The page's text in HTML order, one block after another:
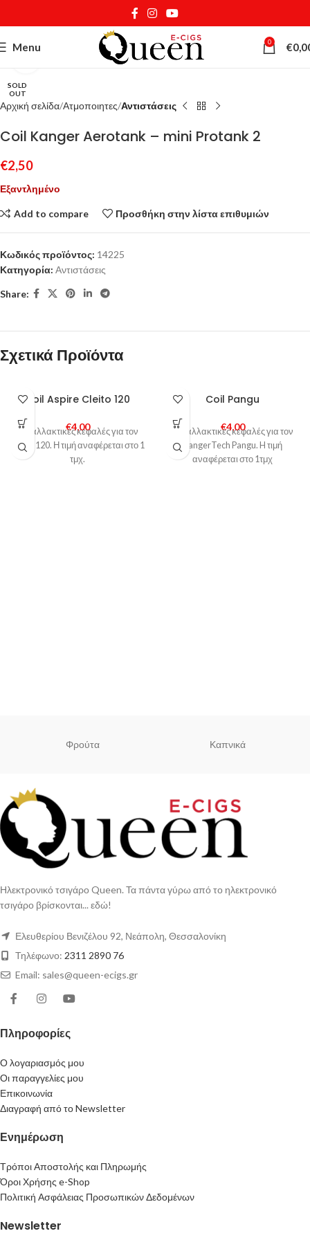
Menu 0 €
SOLD
OUT
Κάντε κλικ για μεγέθυνση
Αρχική σελίδα Ατμοποιητες Αντιστάσεις
Coil Kanger Aerotank – mini Protank 2
€2,50
Εξαντλημένο
Add to compare Προσθήκη στην λίστα επιθυμιών
Κωδικός προϊόντος: 14225
Κατηγορία: Αντιστάσεις
Share:
Σχετικά Προϊόντα
Coil Aspire Cleito 120
€4,00
Ανταλλακτικές κεφαλές για τον
Cleito 120. Η τιμή αναφέρεται στο 1
τμχ.
Coil Pangu
€4,00
Ανταλλακτικές κεφαλές για τον
KangerTech Pangu. H τιμή
αναφέρεται στο 1τμχ
Φρούτα Καπνικά
Ηλεκτρονικό τσιγάρο Queen. Τα πάντα γύρω από το ηλεκτρονικό
τσιγάρο βρίσκονται... εδώ!
Ελευθερίου Βενιζέλου 92, Νεάπολη, Θεσσαλονίκη
Τηλέφωνο: 2311 2890 76
Email: sales@queen-ecigs.gr
Πληροφορίες
Ο λογαριασμός μου
Οι παραγγελίες μου
Επικοινωνία
Διαγραφή από το Newsletter
Ενημέρωση
Τρόποι Αποστολής και Πληρωμής
Όροι Χρήσης e-Shop
Πολιτική Ασφάλειας Προσωπικών Δεδομένων
Newsletter